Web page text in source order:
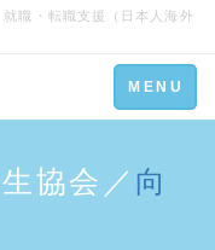
職・転職支援（日本人海外
Toggle
navigation
MENU
協会／ 向